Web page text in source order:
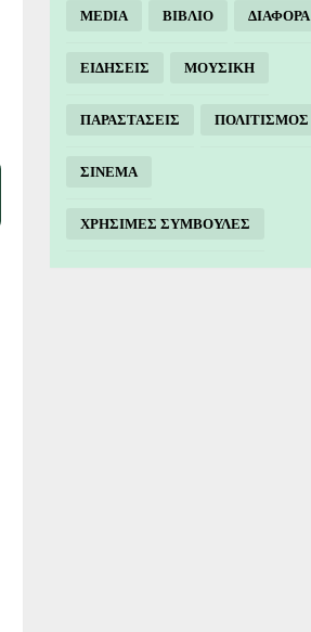
MEDIA ΒΙΒΛΙΟ ΔΙΑΦΟΡΑ
ΕΙΔΗΣΕΙΣ ΜΟΥΣΙΚΗ
ΠΑΡΑΣΤΑΣΕΙΣ ΠΟΛΙΤΙΣΜΟΣ
ΣΙΝΕΜΑ
ΧΡΗΣΙΜΕΣ ΣΥΜΒΟΥΛΕΣ